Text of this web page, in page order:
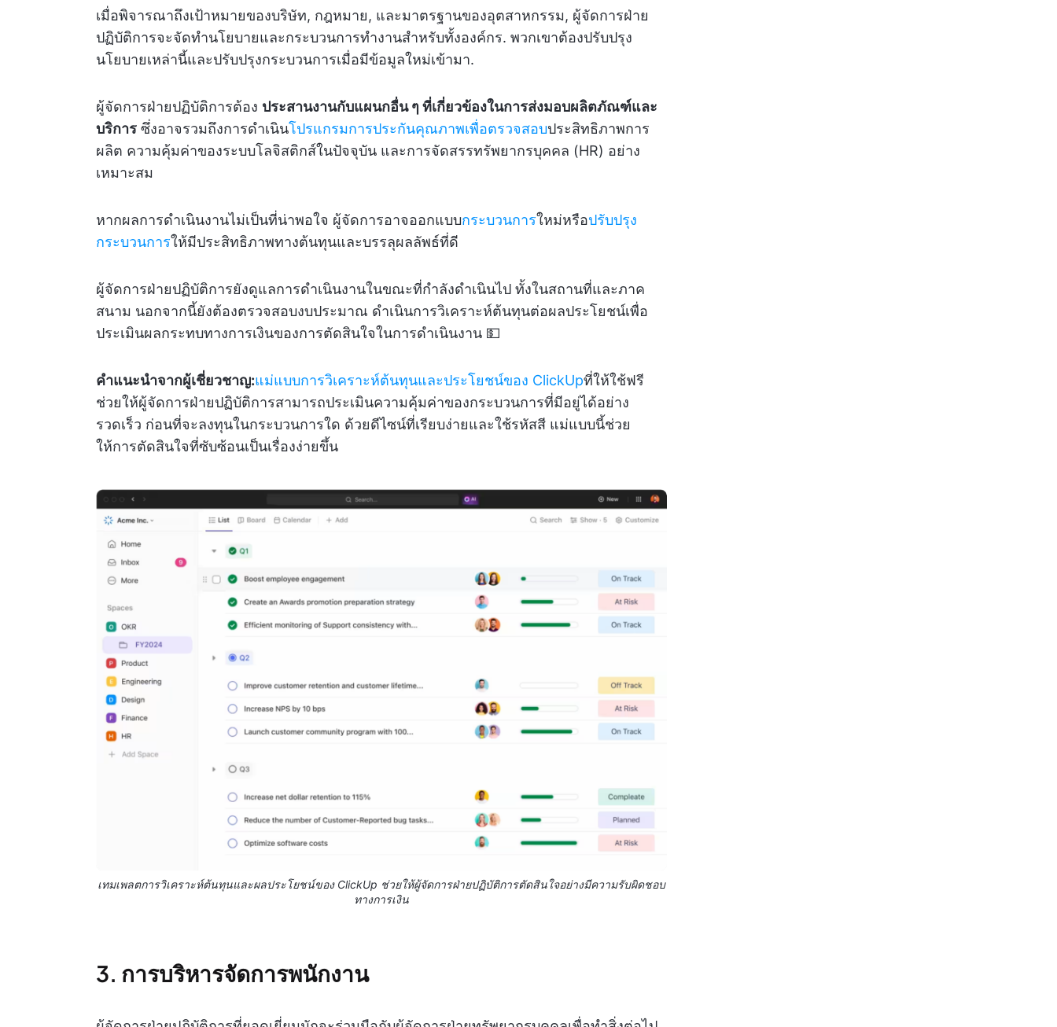
เมื่อพิจารณาถึงเป้าหมายของบริษัท, กฎหมาย, และมาตรฐานของอุตสาหกรรม, ผู้จัดการฝ่าย
ปฏิบัติการจะจัดทำนโยบายและกระบวนการทำงานสำหรับทั้งองค์กร. พวกเขาต้องปรับปรุง
นโยบายเหล่านี้และปรับปรุงกระบวนการเมื่อมีข้อมูลใหม่เข้ามา.
ผู้จัดการฝ่ายปฏิบัติการต้อง ประสานงานกับแผนกอื่น ๆ ที่เกี่ยวข้องในการส่งมอบผลิตภัณฑ์และ
บริการ ซึ่งอาจรวมถึงการดำเนินโปรแกรมการประกันคุณภาพเพื่อตรวจสอบประสิทธิภาพการ
ผลิต ความคุ้มค่าของระบบโลจิสติกส์ในปัจจุบัน และการจัดสรรทรัพยากรบุคคล (HR) อย่าง
เหมาะสม
หากผลการดำเนินงานไม่เป็นที่น่าพอใจ ผู้จัดการอาจออกแบบกระบวนการใหม่หรือปรับปรุง
กระบวนการให้มีประสิทธิภาพทางต้นทุนและบรรลุผลลัพธ์ที่ดี
ผู้จัดการฝ่ายปฏิบัติการยังดูแลการดำเนินงานในขณะที่กำลังดำเนินไป ทั้งในสถานที่และภาค
สนาม นอกจากนี้ยังต้องตรวจสอบงบประมาณ ดำเนินการวิเคราะห์ต้นทุนต่อผลประโยชน์เพื่อ
ประเมินผลกระทบทางการเงินของการตัดสินใจในการดำเนินงาน 💵
คำแนะนำจากผู้เชี่ยวชาญ:แม่แบบการวิเคราะห์ต้นทุนและประโยชน์ของ ClickUpที่ให้ใช้ฟรี
ช่วยให้ผู้จัดการฝ่ายปฏิบัติการสามารถประเมินความคุ้มค่าของกระบวนการที่มีอยู่ได้อย่าง
รวดเร็ว ก่อนที่จะลงทุนในกระบวนการใด ด้วยดีไซน์ที่เรียบง่ายและใช้รหัสสี แม่แบบนี้ช่วย
ให้การตัดสินใจที่ซับซ้อนเป็นเรื่องง่ายขึ้น
เทมเพลตการวิเคราะห์ต้นทุนและผลประโยชน์ของ ClickUp ช่วยให้ผู้จัดการฝ่ายปฏิบัติการตัดสินใจอย่างมีความรับผิดชอบ
ทางการเงิน
3. การบริหารจัดการพนักงาน